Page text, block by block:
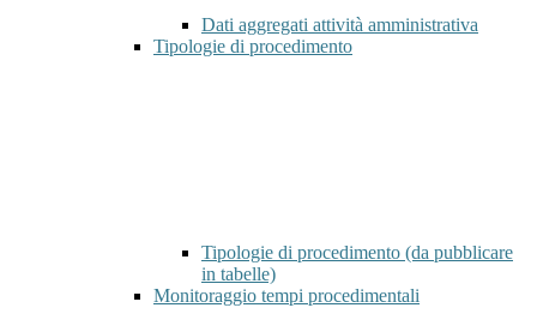
Dati aggregati attività amministrativa
Tipologie di procedimento
Tipologie di procedimento (da pubblicare
in tabelle)
Monitoraggio tempi procedimentali